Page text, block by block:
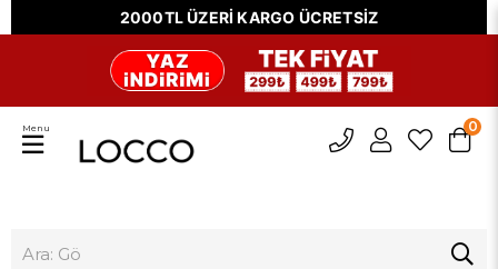
2000TL ÜZERİ KARGO ÜCRETSİZ
0
Menu